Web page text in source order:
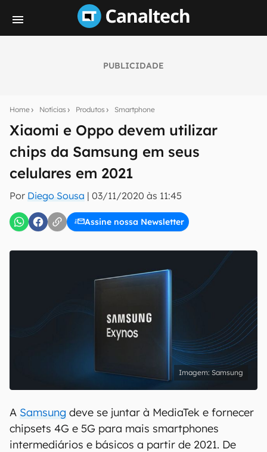
PUBLICIDADE
Home Notícias Produtos Smartphone
Xiaomi e Oppo devem utilizar
chips da Samsung em seus
celulares em 2021
Por Diego Sousa | 03/11/2020 às 11:45
Assine nossa Newsletter
notícias e reviews sobre tecnologia em primeira
E-mail
inscreva-se
Uso e Política de Privacidade do Canaltech.
Samsung
A Samsung deve se juntar à MediaTek e fornecer
chipsets 4G e 5G para mais smartphones
intermediários e básicos a partir de 2021. De